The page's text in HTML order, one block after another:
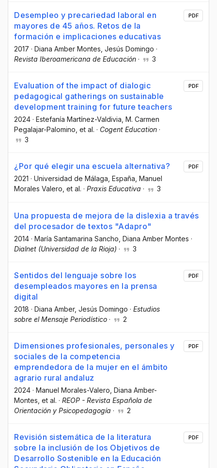
Desempleo y precariedad laboral en
mayores de 45 años. Retos de la
formación e implicaciones educativas
2017 · Diana Amber Montes , Jesús Domingo ·
Revista Iberoamericana de Educación · 3
PDF
Evaluation of the impact of dialogic
pedagogical gatherings on sustainable
development training for future teachers
2024 · Estefanía Martínez-Valdivia , M. Carmen
Pegalajar-Palomino , et al. · Cogent Education ·
3
PDF
¿Por qué elegir una escuela alternativa?
2021 · Universidad de Málaga, España, Manuel
Morales Valero, et al. · Praxis Educativa · 3
PDF
Una propuesta de mejora de la dislexia a través
del procesador de textos "Adapro"
2014 · María Santamarina Sancho , Diana Amber Montes ·
Dialnet (Universidad de la Rioja) · 3
Sentidos del lenguaje sobre los
desempleados mayores en la prensa
digital
2018 · Diana Amber, Jesús Domingo · Estudios
sobre el Mensaje Periodístico · 2
PDF
Dimensiones profesionales, personales y
sociales de la competencia
emprendedora de la mujer en el ámbito
agrario rural andaluz
2024 · Manuel Morales-Valero , Diana Amber-
Montes , et al. · REOP - Revista Española de
Orientación y Psicopedagogía · 2
PDF
Revisión sistemática de la literatura
sobre la inclusión de los Objetivos de
Desarrollo Sostenible en la Educación
PDF